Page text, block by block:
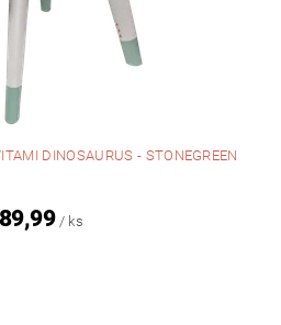
DINOSAURUS - STONEGREEN
/ ks